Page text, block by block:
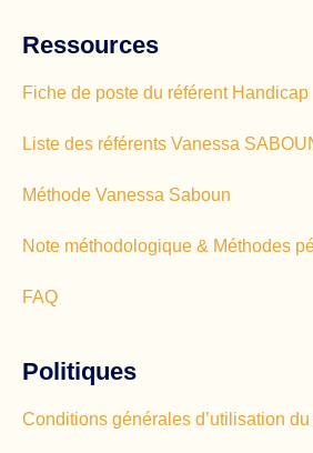
Ressources
Fiche de poste du référent Handicap
Liste des référents Vanessa
Méthode Vanessa Saboun
Note méthodologique & Méthodes
FAQ
Politiques
Conditions générales d’utilisation